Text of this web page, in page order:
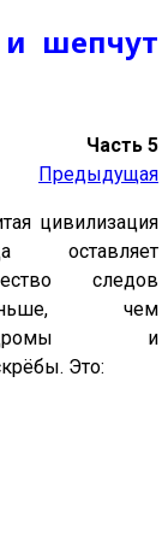
шепчут
Часть 5
Предыдущая
цивилизация
оставляет
следов
чем
и
Это: